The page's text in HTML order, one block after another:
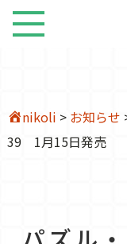
nikoli > お知らせ
39 1月15日発売